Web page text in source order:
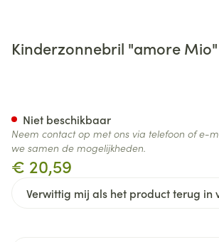
Kinderzonnebril "amore
€ 20,59
Verwittig mij als het product terug in
Niet beschikbaar
Neem contact op met ons via telefoon of e-
we samen de mogelijkheden.